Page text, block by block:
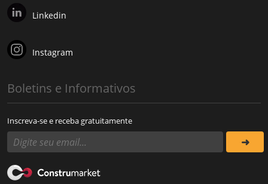
Linkedin
Instagram
Boletins e Informativos
Inscreva-se e receba gratuitamente